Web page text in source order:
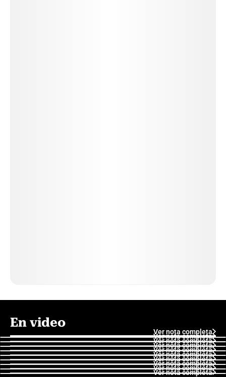
En video
Ver nota completa
Ver nota completa
Ver nota completa
Ver nota completa
Ver nota completa
Ver nota completa
Ver nota completa
Ver nota completa
Ver nota completa
Ver nota completa